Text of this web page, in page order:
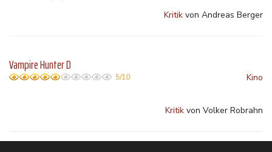
Kritik von Andreas Berger
Vampire Hunter D
5/10 Kino
Kritik von Volker Robrahn